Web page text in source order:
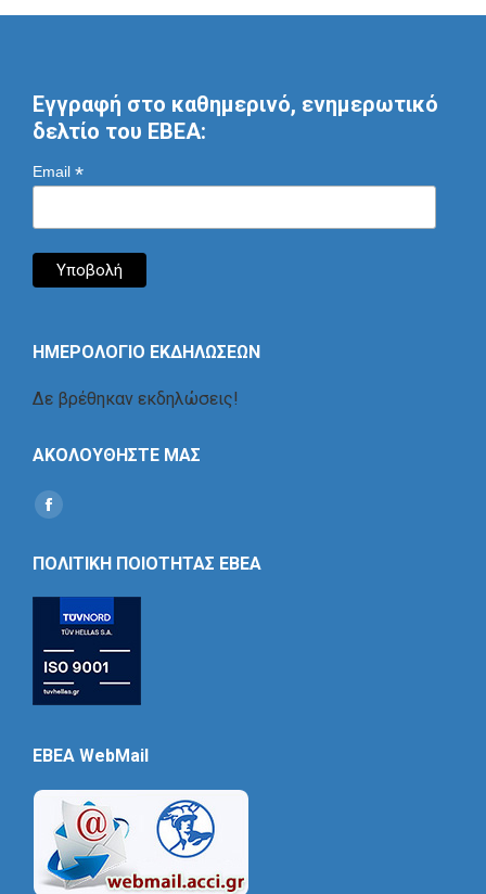
Εγγραφή στο καθημερινό, ενημερωτικό
δελτίο του ΕΒΕΑ:
Email *
ΗΜΕΡΟΛΟΓΙΟ ΕΚΔΗΛΩΣΕΩΝ
Δε βρέθηκαν εκδηλώσεις!
ΑΚΟΛΟΥΘΗΣΤΕ ΜΑΣ
Find us on:
Social
ΠΟΛΙΤΙΚΗ ΠΟΙΟΤΗΤΑΣ ΕΒΕΑ
EBEA WebMail